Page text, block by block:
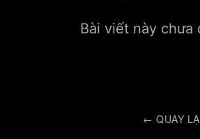
Bài viết này chưa
← QUAY